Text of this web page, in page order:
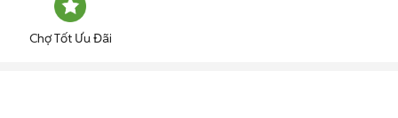
Chợ Tốt Ưu Đãi